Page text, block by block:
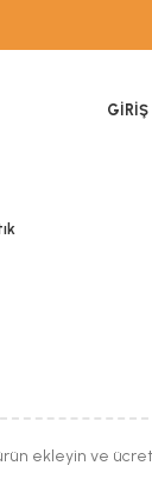
ekleyin ve